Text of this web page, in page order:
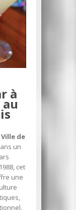
à
de
un
cet
une